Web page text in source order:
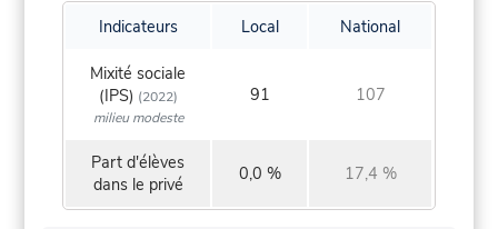
Indicateurs Local National
Mixité sociale
(IPS) (2022)
milieu modeste
91 107
Part d'élèves
dans le privé
0,0 % 17,4 %